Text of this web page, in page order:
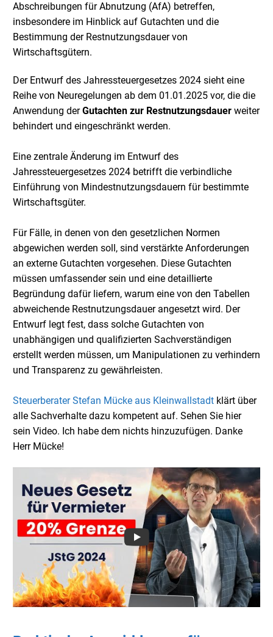
Abschreibungen für Abnutzung (AfA) betreffen,
insbesondere im Hinblick auf Gutachten und die
Bestimmung der Restnutzungsdauer von
Wirtschaftsgütern.
Der Entwurf des Jahressteuergesetzes 2024 sieht eine
Reihe von Neuregelungen ab dem 01.01.2025 vor, die die
Anwendung derGutachten zur Restnutzungsdauer weiter
behindert und eingeschränkt werden.
Eine zentrale Änderung im Entwurf des
Jahressteuergesetzes 2024 betrifft die verbindliche
Einführung von Mindestnutzungsdauern für bestimmte
Wirtschaftsgüter.
Für Fälle, in denen von den gesetzlichen Normen
abgewichen werden soll, sind verstärkte Anforderungen
an externe Gutachten vorgesehen. Diese Gutachten
müssen umfassender sein und eine detaillierte
Begründung dafür liefern, warum eine von den Tabellen
abweichende Restnutzungsdauer angesetzt wird. Der
Entwurf legt fest, dass solche Gutachten von
unabhängigen und qualifizierten Sachverständigen
erstellt werden müssen, um Manipulationen zu verhindern
und Transparenz zu gewährleisten.
Steuerberater Stefan Mücke aus Kleinwallstadt klärt über
alle Sachverhalte dazu kompetent auf. Sehen Sie hier
sein Video. Ich habe dem nichts hinzuzufügen. Danke
Herr Mücke!